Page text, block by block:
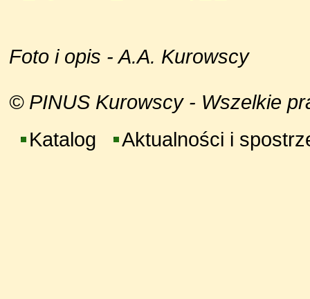
Foto i opis - A.A. Kurowscy
© PINUS Kurowscy - Wszelkie
Katalog
Aktualności i